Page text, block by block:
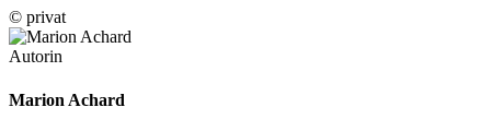
© privat
Autorin
Marion Achard